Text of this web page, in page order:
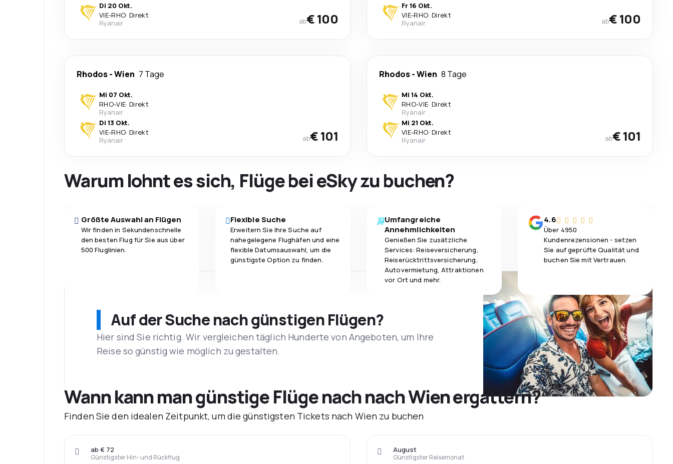
Di 20 Okt.
VIE-RHO· Direkt
Ryanair
ab€ 100
Fr 16 Okt.
VIE-RHO· Direkt
Ryanair
ab€ 100
Rhodos-Wien 7 Tage
Mi 07 Okt.
RHO-VIE· Direkt
Ryanair
Di 13 Okt.
VIE-RHO· Direkt
Ryanair
ab€ 101
Rhodos-Wien 8 Tage
Mi 14 Okt.
RHO-VIE· Direkt
Ryanair
Mi 21 Okt.
VIE-RHO· Direkt
Ryanair
ab€ 101
Warum lohnt es sich, Flüge bei eSky zu buchen?
Größte Auswahl an Flügen
Wir finden in Sekundenschnelle
den besten Flug für Sie aus über
500 Fluglinien.
Flexible Suche
Erweitern Sie Ihre Suche auf
nahegelegene Flughäfen und eine
flexible Datumsauswahl, um die
günstigste Option zu finden.
Umfangreiche
Annehmlichkeiten
Genießen Sie zusätzliche
Services: Reiseversicherung,
Reiserücktrittsversicherung,
Autovermietung, Attraktionen
vor Ort und mehr.
4.6
Über 4950
Kundenrezensionen - setzen
Sie auf geprüfte Qualität und
buchen Sie mit Vertrauen.
Auf der Suche nach günstigen Flügen?
Hier sind Sie richtig. Wir vergleichen täglich Hunderte von Angeboten, um Ihre
Reise so günstig wie möglich zu gestalten.
Wann kann man günstige Flüge nach nach Wien ergattern?
Finden Sie den idealen Zeitpunkt, um die günstigsten Tickets nach Wien zu buchen
Günstigster Hin- und Rückflug
ab € 72
Günstigster Reisemonat
August